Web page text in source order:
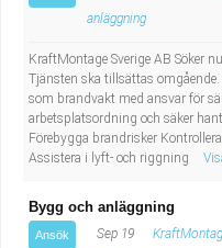
Industriell tillverkning
Installation, drift,
Kropps- och
Militärt arbete
Tandsköterska
Budbilsförare
Lärare i fritidshem/
anläggning
KraftMontage Sverige AB Söker
Tjänsten ska tillsättas
som brandvakt med ansvar för
arbetsplatsordning och säker
Förebygga brandrisker
Assistera i lyft- och riggning
Bygg och anläggning
Ansök Sep 19